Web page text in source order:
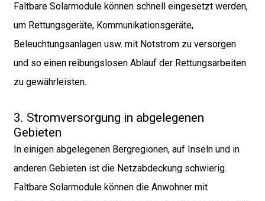
Faltbare Solarmodule können schnell eingesetzt werden,
um Rettungsgeräte, Kommunikationsgeräte,
Beleuchtungsanlagen usw. mit Notstrom zu versorgen
und so einen reibungslosen Ablauf der Rettungsarbeiten
zu gewährleisten.
3. Stromversorgung in abgelegenen
Gebieten
In einigen abgelegenen Bergregionen, auf Inseln und in
anderen Gebieten ist die Netzabdeckung schwierig.
Faltbare Solarmodule können die Anwohner mit